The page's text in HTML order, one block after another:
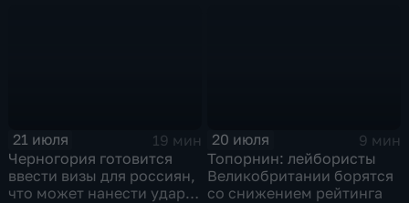
21 июля
19 мин
Черногория готовится
ввести визы для россиян,
что может нанести удар
20 июля
9 мин
Топорнин: лейбористы
Великобритании борятся
со снижением рейтинга